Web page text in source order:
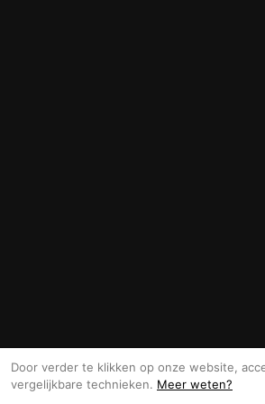
Door verder te klikken op onze website,
vergelijkbare technieken. Meer weten?